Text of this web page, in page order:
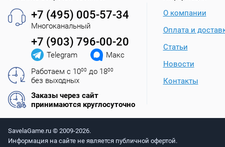
+7 (495) 005-57-34
Многоканальный
+7 (903) 796-00-20
Telegram
Макс
Работаем с 1000 до 1800
без выходных
Заказы через сайт
принимаются круглосуточно
О компании
Оплата и
Статьи
Новости
Контакты
SavelaGame.ru © 2009-2026.
Информация на сайте не является публичной офертой.